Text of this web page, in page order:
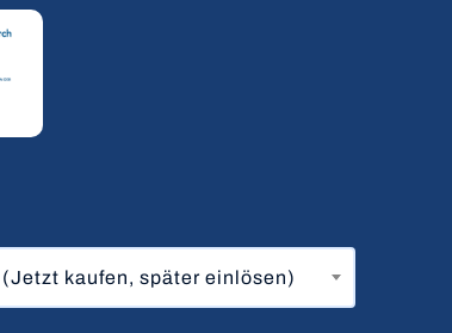
kaufen, später einlösen)